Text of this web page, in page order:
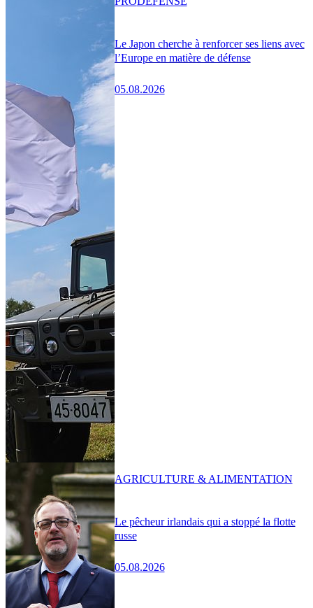
Le Japon cherche à renforcer ses liens avec
l’Europe en matière de défense
05.08.2026
Le pêcheur irlandais qui a stoppé la flotte
russe
05.08.2026
AGRICULTURE & ALIMENTATION